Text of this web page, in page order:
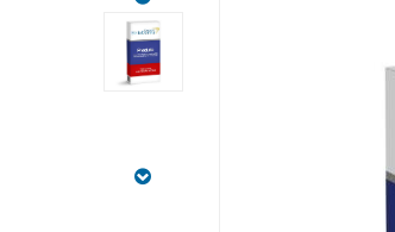
DEPARTAMENTOS
CANDICORT
CREME
30G
PRODUTO:
7896658001116